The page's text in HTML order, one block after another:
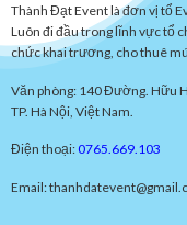
Thành Đạt Event là đơn vị tổ
Luôn đi đầu trong lĩnh vực tổ
chức khai trương, cho thuê
Văn phòng: 140 Đường. Hữu
TP. Hà Nội, Việt Nam.
Điện thoại:0765.669.103
Email: